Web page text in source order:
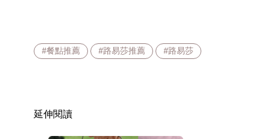
#餐點推薦 #路易莎推薦 #路易莎
延伸閱讀